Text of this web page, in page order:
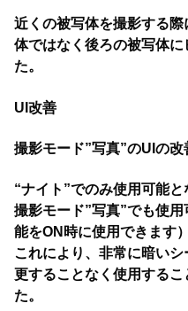
近くの被写体を撮影する
体ではなく後ろの被写体
た。
UI改善
撮影モード”写真”のUIの改
“ナイト”でのみ使用可能と
撮影モード”写真”でも使
能をON時に使用できます）
これにより、非常に暗い
更することなく使用する
た。